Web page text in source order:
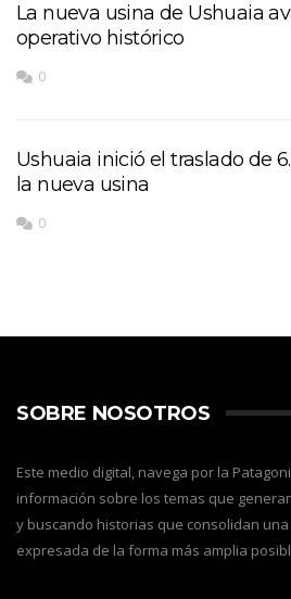
La nueva usina de Ushuaia
operativo histórico
0
Ushuaia inició el traslado de
la nueva usina
0
SOBRE NOSOTROS
Este medio digital, navega por la
información sobre los temas que
y buscando historias que consolidan
expresada de la forma más amplia